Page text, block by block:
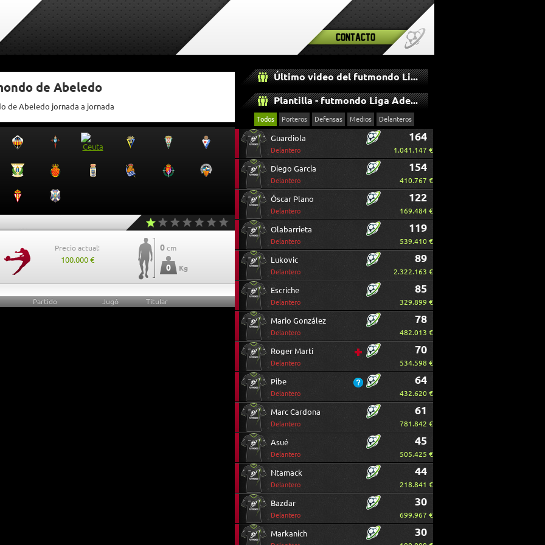
Contacto
de Abeledo
de Abeledo jornada a jornada
Precio actual:
100.000 €
0 cm
0 Kg
Partido Jugó Titular
Último video del futmondo Liga Adelante
Plantilla - futmondo Liga Adelante
Todos Porteros Defensas Medios Delanteros
Guardiola
Delantero
164
1.041.147 €
Diego García
Delantero
154
410.767 €
Óscar Plano
Delantero
122
169.484 €
Olabarrieta
Delantero
119
539.410 €
Lukovic
Delantero
89
2.322.163 €
Escriche
Delantero
85
329.899 €
Mario González
Delantero
78
482.013 €
Roger Martí
Delantero
70
534.598 €
Pibe
Delantero
64
432.620 €
Marc Cardona
Delantero
61
781.842 €
Asué
Delantero
45
505.425 €
Ntamack
Delantero
44
218.841 €
Bazdar
Delantero
30
699.967 €
Markanich 30